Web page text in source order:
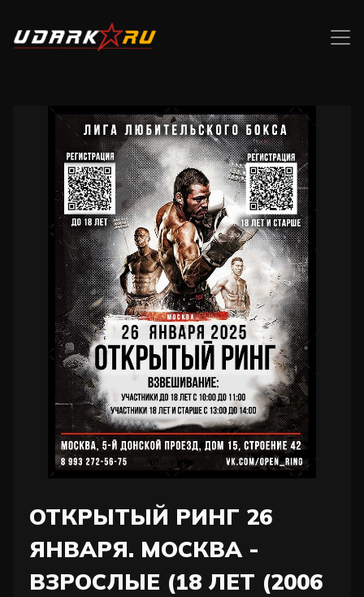
ОТКРЫТЫЙ РИНГ 26
ЯНВАРЯ. МОСКВА -
ВЗРОСЛЫЕ (18 ЛЕТ (2006